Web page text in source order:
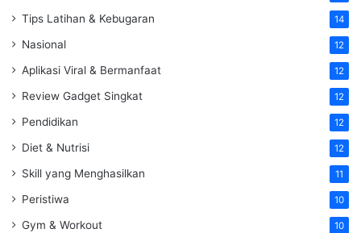
Tips Latihan & Kebugaran 14
Nasional 12
Aplikasi Viral & Bermanfaat 12
Review Gadget Singkat 12
Pendidikan 12
Diet & Nutrisi 12
Skill yang Menghasilkan 11
Peristiwa 10
Gym & Workout 10